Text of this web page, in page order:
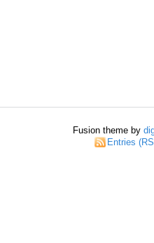
Fusion theme by
Entries